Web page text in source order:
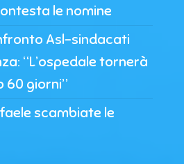
le nomine
Asl-sindacati
“L’ospedale tornerà
60 giorni”
scambiate le